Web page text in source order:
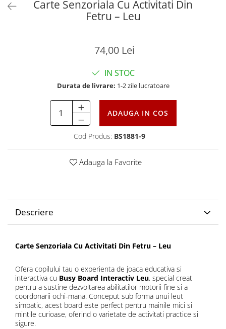
Carte Senzoriala Cu Activitati Din
Fetru – Leu
74,00 Lei
IN STOC
Durata de livrare: 1-2 zile lucratoare
ADAUGA IN COS
Cod Produs: BS1881-9
Adauga la Favorite
Descriere
Carte Senzoriala Cu Activitati Din Fetru – Leu
Ofera copilului tau o experienta de joaca educativa si
interactiva cu Busy Board Interactiv Leu, special creat
pentru a sustine dezvoltarea abilitatilor motorii fine si a
coordonarii ochi-mana. Conceput sub forma unui leut
simpatic, acest board este perfect pentru mainile mici si
mintile curioase, oferind o varietate de activitati practice si
sigure.